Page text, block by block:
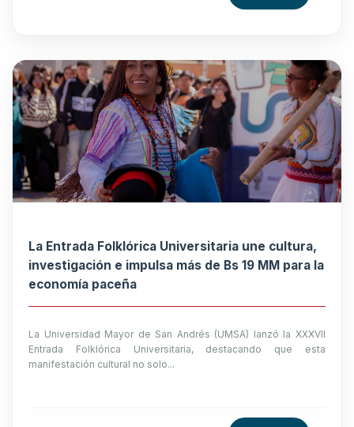
La Entrada Folklórica Universitaria une cultura,
investigación e impulsa más de Bs 19 MM para la
economía paceña
La Universidad Mayor de San Andrés (UMSA) lanzó la XXXVII
Entrada Folklórica Universitaria, destacando que esta
manifestación cultural no solo...